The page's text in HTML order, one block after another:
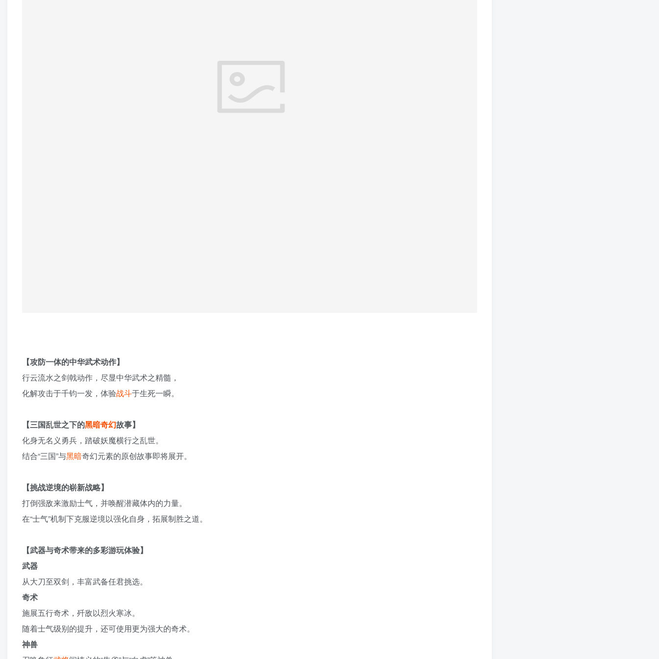
【攻防一体的中华武术动作】
行云流水之剑戟动作，尽显中华武术之精髓，
化解攻击于千钧一发，体验战斗于生死一瞬。
【三国乱世之下的黑暗奇幻故事】
化身无名义勇兵，踏破妖魔横行之乱世。
结合“三国”与黑暗奇幻元素的原创故事即将展开。
【挑战逆境的崭新战略】
打倒强敌来激励士气，并唤醒潜藏体内的力量。
在“士气”机制下克服逆境以强化自身，拓展制胜之道。
【武器与奇术带来的多彩游玩体验】
武器
从大刀至双剑，丰富武备任君挑选。
奇术
施展五行奇术，歼敌以烈火寒冰。
随着士气级别的提升，还可使用更为强大的奇术。
神兽